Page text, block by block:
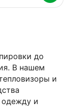
до
В нашем
и
одежду и